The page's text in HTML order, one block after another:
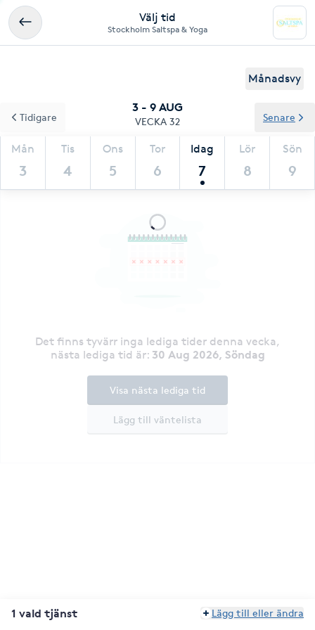
Välj tid
Stockholm Saltspa & Yoga
Månadsvy
3 - 9 AUG
VECKA 32
Mån
3
Tis
4
Ons
5
Tor
6
Idag
7
Lör
8
Sön
9
Tidigare Senare
Det finns tyvärr inga lediga tider denna vecka,
nästa lediga tid är: 30 Aug 2026, Söndag
Lägg till väntelista
Visa nästa lediga tid
1 vald tjänst Lägg till eller ändra